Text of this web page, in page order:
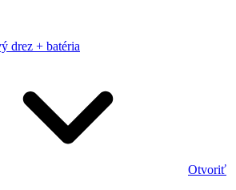
drez + batéria
Otvoriť